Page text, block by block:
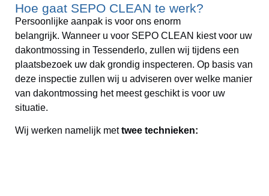
Hoe gaat SEPO CLEAN te werk?
Persoonlijke aanpak is voor ons enorm
belangrijk. Wanneer u voor SEPO CLEAN kiest voor uw
dakontmossing in Tessenderlo, zullen wij tijdens een
plaatsbezoek uw dak grondig inspecteren. Op basis van
deze inspectie zullen wij u adviseren over welke manier
van dakontmossing het meest geschikt is voor uw
situatie.
Wij werken namelijk mettwee technieken: